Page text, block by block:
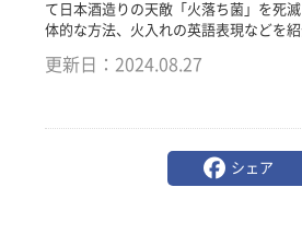
て日本酒造りの天敵「火落ち菌」を死
体的な方法、火入れの英語表現などを紹
更新日： 2024.08.27
シェア